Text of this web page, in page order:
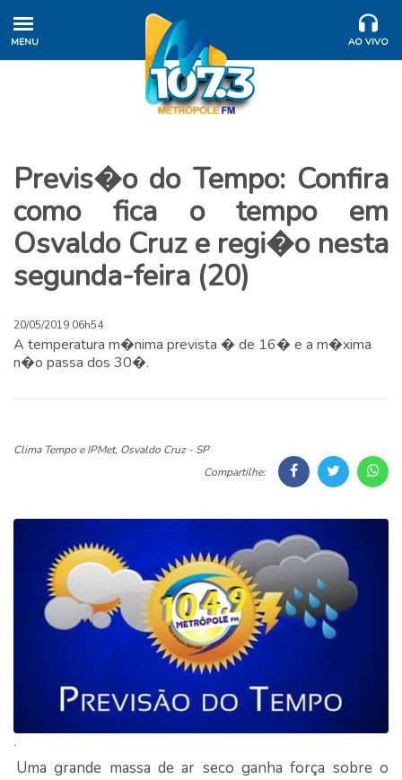
MENU AO VIVO
Previs�o do Tempo: Confira
como fica o tempo em
Osvaldo Cruz e regi�o nesta
segunda-feira (20)
20/05/2019 06h54
A temperatura m�nima prevista � de 16� e a m�xima
n�o passa dos 30�.
Clima Tempo e IPMet, Osvaldo Cruz - SP
Compartilhe:
.
Uma grande massa de ar seco ganha força sobre o